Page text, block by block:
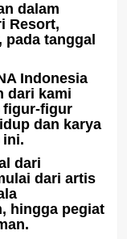
dalam
Resort,
tanggal
Indonesia
dari kami
figur-figur
dan karya
ini.
dari
dari artis
hingga pegiat